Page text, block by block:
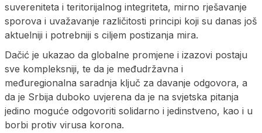
suvereniteta i teritorijalnog integriteta, mirno rješavanje
sporova i uvažavanje različitosti principi koji su danas još
aktuelniji i potrebniji s ciljem postizanja mira.
Dačić je ukazao da globalne promjene i izazovi postaju
sve kompleksniji, te da je međudržavna i
međuregionalna saradnja ključ za davanje odgovora, a
da je Srbija duboko uvjerena da je na svjetska pitanja
jedino moguće odgovoriti solidarno i jedinstveno, kao i u
borbi protiv virusa korona.